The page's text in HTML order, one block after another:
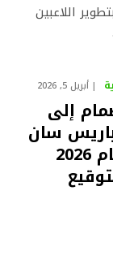
اللاعبين
أبريل 5, 2026
إلى
سان
جيرمان لعام 2026